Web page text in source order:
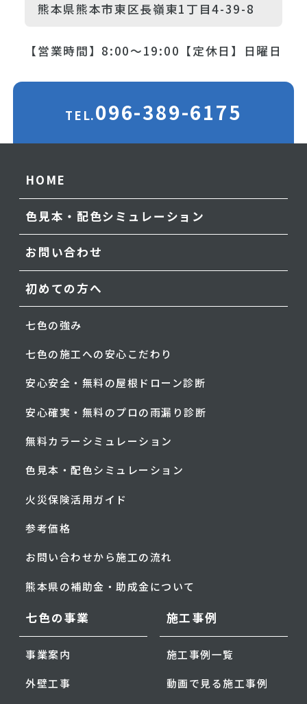
熊本県熊本市東区長嶺東1丁目4-39-8
【営業時間】8:00～19:00 【定休日】日曜日
TEL.096-389-6175
HOME
色見本・配色シミュレーション
お問い合わせ
初めての方へ
七色の強み
七色の施工への安心こだわり
安心安全・無料の屋根ドローン診断
安心確実・無料のプロの雨漏り診断
無料カラーシミュレーション
色見本・配色シミュレーション
火災保険活用ガイド
参考価格
お問い合わせから施工の流れ
熊本県の補助金・助成金について
七色の事業
事業案内
外壁工事
施工事例
施工事例一覧
動画で見る施工事例